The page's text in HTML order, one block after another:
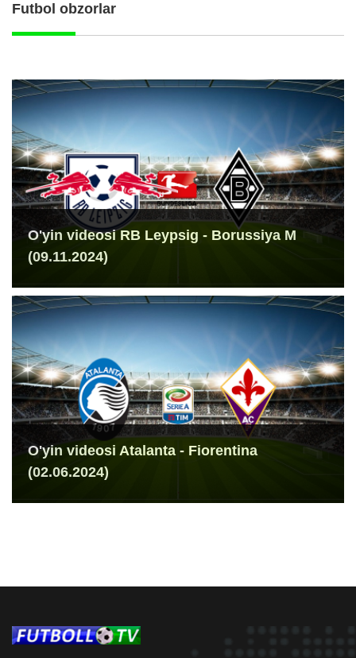
Futbol obzorlar
O'yin videosi RB Leypsig - Borussiya M
(09.11.2024)
O'yin videosi Atalanta - Fiorentina
(02.06.2024)